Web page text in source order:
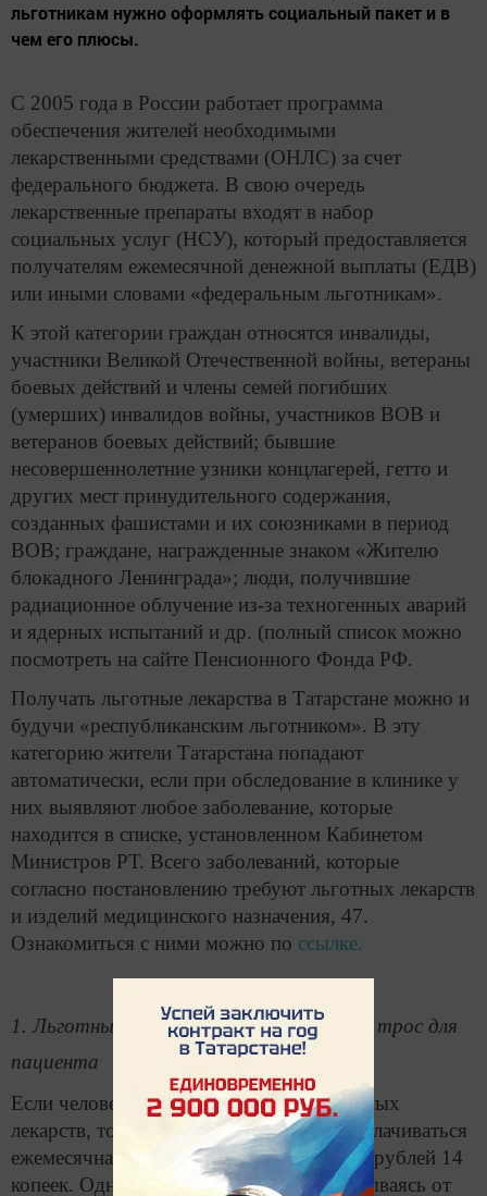
льготникам нужно оформлять социальный пакет и в
чем его плюсы.
С 2005 года в России работает программа
обеспечения жителей необходимыми
лекарственными средствами (ОНЛС) за счет
федерального бюджета. В свою очередь
лекарственные препараты входят в набор
социальных услуг (НСУ), который предоставляется
получателям ежемесячной денежной выплаты (ЕДВ)
или иными словами «федеральным льготникам».
К этой категории граждан относятся инвалиды,
участники Великой Отечественной войны, ветераны
боевых действий и члены семей погибших
(умерших) инвалидов войны, участников ВОВ и
ветеранов боевых действий; бывшие
несовершеннолетние узники концлагерей, гетто и
других мест принудительного содержания,
созданных фашистами и их союзниками в период
ВОВ; граждане, награжденные знаком «Жителю
блокадного Ленинграда»; люди, получившие
радиационное облучение из-за техногенных аварий
и ядерных испытаний и др. (полный список можно
посмотреть на сайте Пенсионного Фонда РФ.
Получать льготные лекарства в Татарстане можно и
будучи «республиканским льготником». В эту
категорию жители Татарстана попадают
автоматически, если при обследование в клинике у
них выявляют любое заболевание, которые
находится в списке, установленном Кабинетом
Министров РТ. Всего заболеваний, которые
согласно постановлению требуют льготных лекарств
и изделий медицинского назначения, 47.
Ознакомиться с ними можно по ссылке.
1. Льготные лекарства – страховочный трос для
пациента
Если человек решит отказаться от льготных
лекарств, то в этом случае ему будет выплачиваться
ежемесячная компенсация в размере 828 рублей 14
копеек. Однако, по словам врачей, отказываясь от